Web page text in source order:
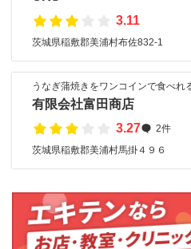
3.11
茨城県稲敷郡美浦村布佐832-1
うなぎ蒲焼きをワンコインで食べれ
有限会社富田商店
3.27
2件
茨城県稲敷郡美浦村馬掛４９６